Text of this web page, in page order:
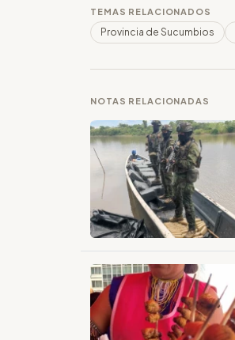
TEMAS RELACIONADOS
Provincia de Sucumbios
NOTAS RELACIONADAS